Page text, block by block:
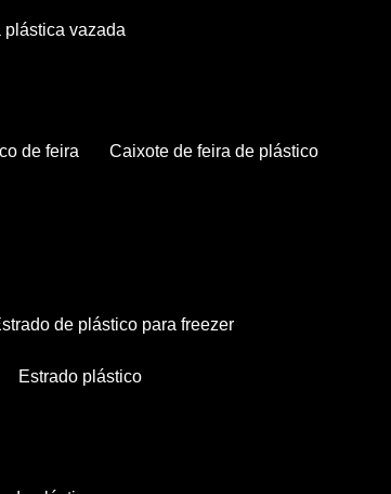
plástica vazada
de feira caixote de feira de plástico
estrado de plástico para freezer
estrado plástico